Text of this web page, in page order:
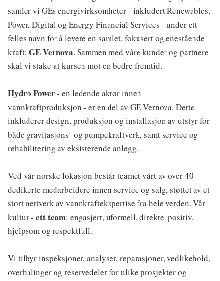
samler vi GEs energivirksomheter - inkludert Renewables,
Power, Digital og Energy Financial Services - under ett
felles navn for å levere en samlet, fokusert og enestående
kraft: GE Vernova. Sammen med våre kunder og partnere
skal vi stake ut kursen mot en bedre fremtid.
Hydro Power- en ledende aktør innen
vannkraftproduksjon - er en del av GE Vernova. Dette
inkluderer design, produksjon og installasjon av utstyr for
både gravitasjons- og pumpekraftverk, samt service og
rehabilitering av eksisterende anlegg.
Ved vår norske lokasjon består teamet vårt av over 40
dedikerte medarbeidere innen service og salg, støttet av et
stort nettverk av vannkraftekspertise fra hele verden. Vår
kultur - ett team: engasjert, uformell, direkte, positiv,
hjelpsom og respektfull.
Vi tilbyr inspeksjoner, analyser, reparasjoner, vedlikehold,
overhalinger og reservedeler for ulike prosjekter og